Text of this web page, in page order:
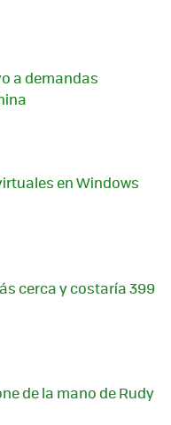
a demandas
en Windows
cerca y costaría 399
de la mano de Rudy